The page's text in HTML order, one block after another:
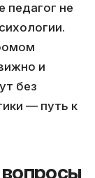
не
и
без
— путь к